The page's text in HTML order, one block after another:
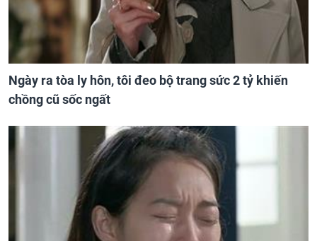
Ngày ra tòa ly hôn, tôi đeo bộ trang sức 2 tỷ khiến
chồng cũ sốc ngất